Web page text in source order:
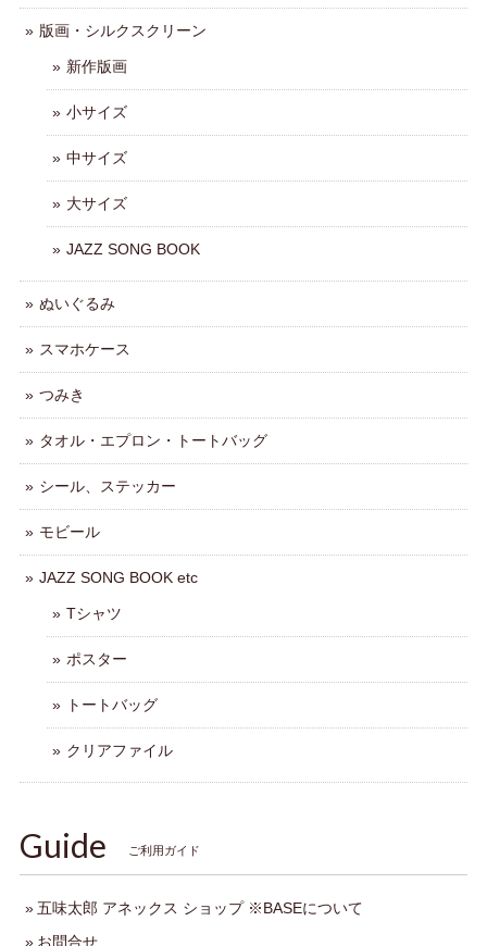
版画・シルクスクリーン
新作版画
小サイズ
中サイズ
大サイズ
JAZZ SONG BOOK
ぬいぐるみ
スマホケース
つみき
タオル・エプロン・トートバッグ
シール、ステッカー
モビール
JAZZ SONG BOOK etc
Tシャツ
ポスター
トートバッグ
クリアファイル
Guide ご利用ガイド
五味太郎 アネックス ショップ ※BASEについて
お問合せ